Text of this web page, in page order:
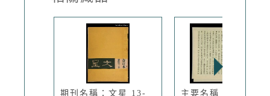
期刊名稱：文星 13- 主要名稱：小說家情